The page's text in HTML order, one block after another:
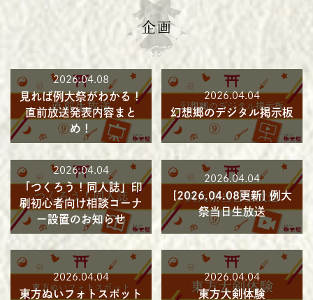
企画
2026.04.08
見れば例大祭がわかる！
直前放送発表内容まと
め！
2026.04.04
幻想郷のデジタル掲示板
2026.04.04
「つくろう！同人誌」印
刷初心者向け相談コーナ
ー設置のお知らせ
2026.04.04
[2026.04.08更新] 例大
祭当日生放送
2026.04.04
東方ぬいフォトスポット
2026.04.04
東方大剣体験